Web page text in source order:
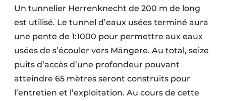
Un tunnelier Herrenknecht de 200 m de long
est utilisé. Le tunnel d’eaux usées terminé aura
une pente de 1:1000 pour permettre aux eaux
usées de s’écouler vers Māngere. Au total, seize
puits d’accès d’une profondeur pouvant
atteindre 65 mètres seront construits pour
l’entretien et l’exploitation. Au cours de cette